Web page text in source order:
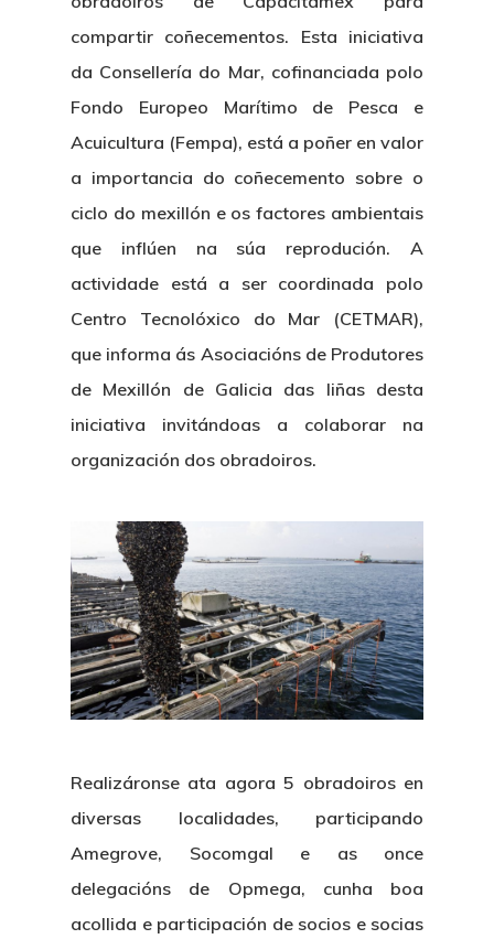
compartir coñecementos. Esta iniciativa
da Consellería do Mar, cofinanciada polo
Fondo Europeo Marítimo de Pesca e
Acuicultura (Fempa), está a poñer en valor
a importancia do coñecemento sobre o
ciclo do mexillón e os factores ambientais
que inflúen na súa reprodución. A
actividade está a ser coordinada polo
Centro Tecnolóxico do Mar (CETMAR),
que informa ás Asociacións de Produtores
de Mexillón de Galicia das liñas desta
iniciativa invitándoas a colaborar na
organización dos obradoiros.
Realizáronse ata agora 5 obradoiros en
diversas localidades, participando
Amegrove, Socomgal e as once
delegacións de Opmega, cunha boa
acollida e participación de socios e socias